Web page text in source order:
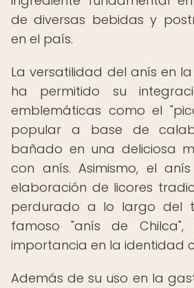
de diversas bebidas y
en el país.
La versatilidad del anís en
ha permitido su
emblemáticas como el
popular a base de
bañado en una deliciosa
con anís. Asimismo, el
elaboración de licores
perdurado a lo largo del
famoso "anís de Chilca",
importancia en la identidad
Además de su uso en la